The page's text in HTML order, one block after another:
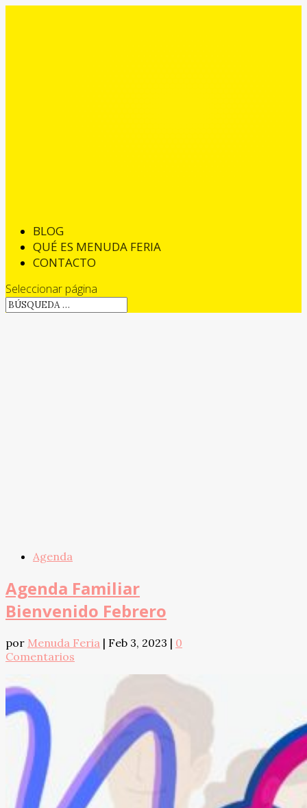
BLOG
QUÉ ES MENUDA FERIA
CONTACTO
Seleccionar página
Agenda
Agenda Familiar
Bienvenido Febrero
por Menuda Feria | Feb 3, 2023 | 0
Comentarios